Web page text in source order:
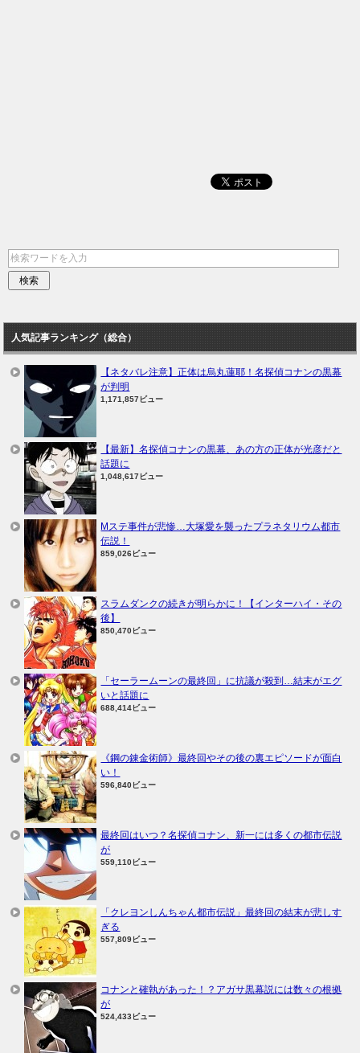
人気記事ランキング（総合）
【ネタバレ注意】正体は烏丸蓮耶！名探偵コナンの黒幕
が判明
1,171,857ビュー
【最新】名探偵コナンの黒幕、あの方の正体が光彦だと
話題に
1,048,617ビュー
Mステ事件が悲惨…大塚愛を襲ったプラネタリウム都市
伝説！
859,026ビュー
スラムダンクの続きが明らかに！【インターハイ・その
後】
850,470ビュー
「セーラームーンの最終回」に抗議が殺到…結末がエグ
いと話題に
688,414ビュー
《鋼の錬金術師》最終回やその後の裏エピソードが面白
い！
596,840ビュー
最終回はいつ？名探偵コナン、新一には多くの都市伝説
が
559,110ビュー
「クレヨンしんちゃん都市伝説」最終回の結末が悲しす
ぎる
557,809ビュー
コナンと確執があった！？アガサ黒幕説には数々の根拠
が
524,433ビュー